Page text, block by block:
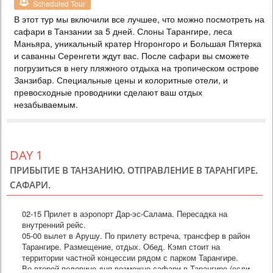
ТАНЗАНИЯ
3 DAYS
Safari
Тур на 2 ночи на сафари в Серенгети - это роскошный отдых в
самом сердце Африки. Приготовьтесь к незабываемым
восточноафриканским приключениям в уединенном кемпе,
построенном по образцу исследовательских лагерей 1920-х гг. Он
находится в самом сердце равнин Серенгети, где обитает
множество диких животных и проходит самая большая на планете
Scheduled Tour
В этот тур мы включили все лучшее, что можно посмотреть на
сафари в Танзании за 5 дней. Слоны Тарангире, леса
Маньяра, уникальный кратер Нгоронгоро и Большая Пятерка
и саванны Серенгети ждут вас. После сафари вы сможете
погрузиться в негу пляжного отдыха на тропическом острове
Занзибар. Специальные цены и колоритные отели, и
превосходные проводники сделают ваш отдых
незабываемым.
DAY 1
ПРИБЫТИЕ В ТАНЗАНИЮ. ОТПРАВЛЕНИЕ В ТАРАНГИРЕ.
САФАРИ.
02-15 Прилет в аэропорт Дар-эс-Салама. Пересадка на
внутренний рейс.
05-00 вылет в Арушу. По прилету встреча, трансфер в район
Тарангире. Размещение, отдых. Обед. Кэмп стоит на
территории частной концессии рядом с парком Тарангире.
Во второй половине дня возможно сафари в Тарангире (если